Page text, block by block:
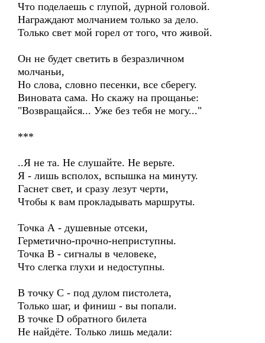
Что поделаешь с глупой, дурной головой.
Награждают молчанием только за дело.
Только свет мой горел от того, что живой.
Он не будет светить в безразличном
молчаньи,
Но слова, словно песенки, все сберегу.
Виновата сама. Но скажу на прощанье:
"Возвращайся... Уже без тебя не могу..."
***
..Я не та. Не слушайте. Не верьте.
Я - лишь всполох, вспышка на минуту.
Гаснет свет, и сразу лезут черти,
Чтобы к вам прокладывать маршруты.
Точка А - душевные отсеки,
Герметично-прочно-неприступны.
Точка В - сигналы в человеке,
Что слегка глухи и недоступны.
В точку С - под дулом пистолета,
Только шаг, и финиш - вы попали.
В точке D обратного билета
Не найдёте. Только лишь медали: